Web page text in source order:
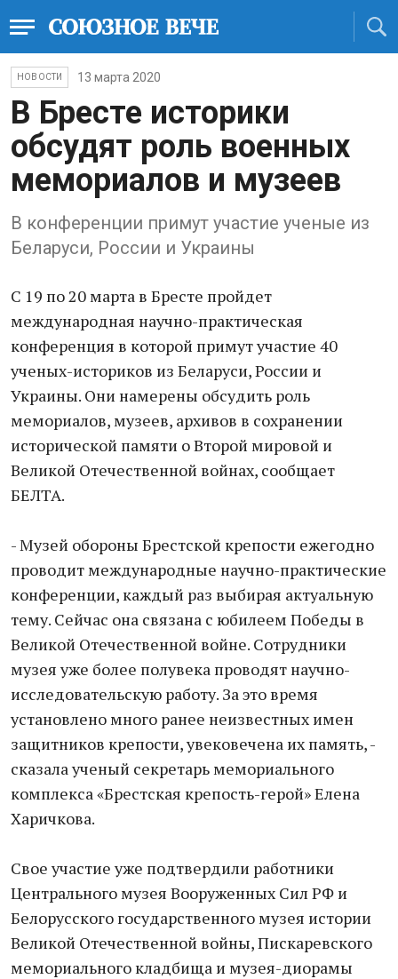
НОВОСТИ 13 марта 2020
В Бресте историки
обсудят роль военных
мемориалов и музеев
В конференции примут участие ученые из
Беларуси, России и Украины
С 19 по 20 марта в Бресте пройдет
международная научно-практическая
конференция в которой примут участие 40
ученых-историков из Беларуси, России и
Украины. Они намерены обсудить роль
мемориалов, музеев, архивов в сохранении
исторической памяти о Второй мировой и
Великой Отечественной войнах, сообщает
БЕЛТА.
- Музей обороны Брестской крепости ежегодно
проводит международные научно-практические
конференции, каждый раз выбирая актуальную
тему. Сейчас она связана с юбилеем Победы в
Великой Отечественной войне. Сотрудники
музея уже более полувека проводят научно-
исследовательскую работу. За это время
установлено много ранее неизвестных имен
защитников крепости, увековечена их память, -
сказала ученый секретарь мемориального
комплекса «Брестская крепость-герой» Елена
Харичкова.
Свое участие уже подтвердили работники
Центрального музея Вооруженных Сил РФ и
Белорусского государственного музея истории
Великой Отечественной войны, Пискаревского
мемориального кладбища и музея-диорамы